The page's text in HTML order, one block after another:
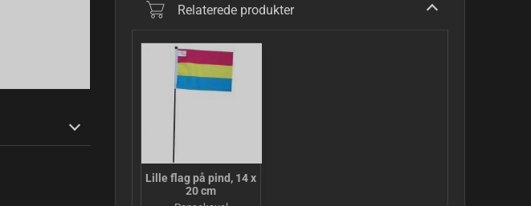
Relaterede produkter
Lille flag på pind, 14 x
20 cm